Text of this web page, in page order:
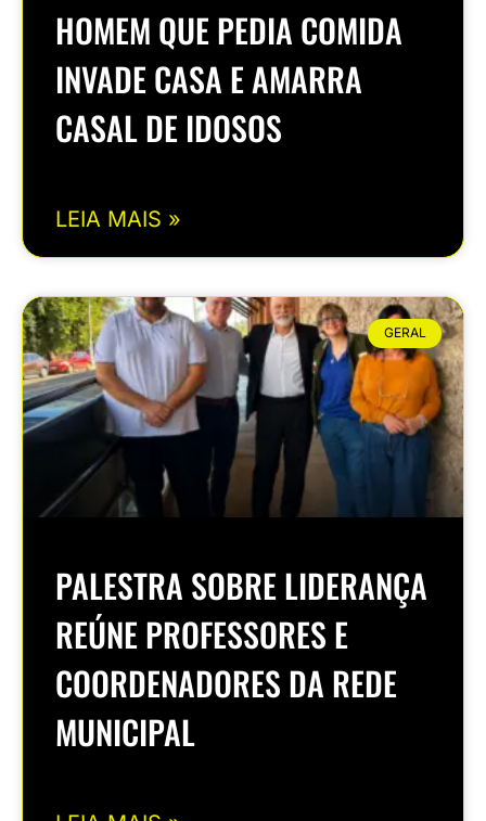
HOMEM QUE PEDIA COMIDA
INVADE CASA E AMARRA
CASAL DE IDOSOS
LEIA MAIS »
GERAL
PALESTRA SOBRE LIDERANÇA
REÚNE PROFESSORES E
COORDENADORES DA REDE
MUNICIPAL